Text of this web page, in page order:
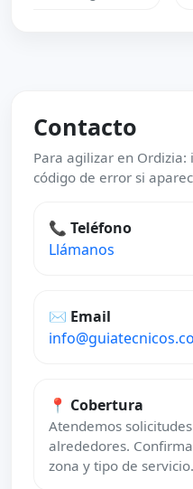
Contacto
Para agilizar en Ordizia:
código de error si
📞 Teléfono
Llámanos
✉️ Email
📍 Cobertura
Atendemos
alrededores.
zona y tipo de servicio.